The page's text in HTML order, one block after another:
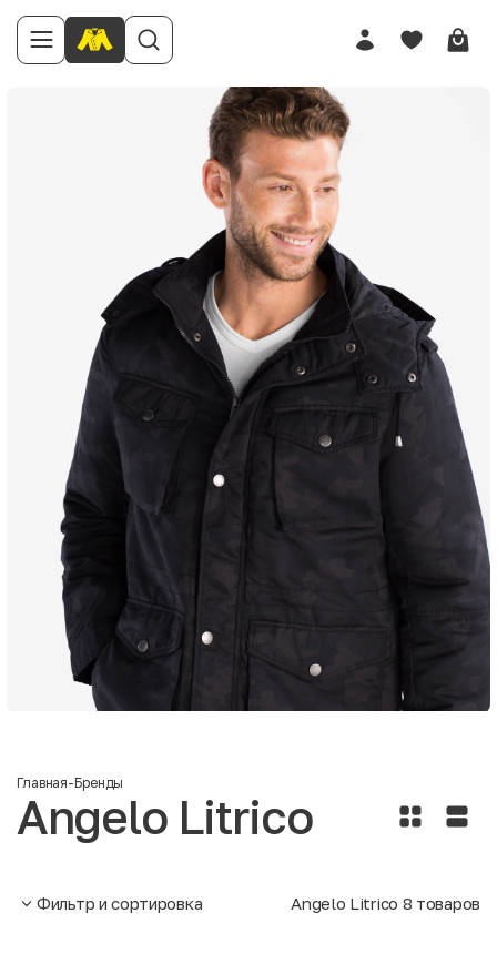
Главная-Бренды
Angelo Litrico
Фильтр и сортировка Angelo Litrico 8 товаров